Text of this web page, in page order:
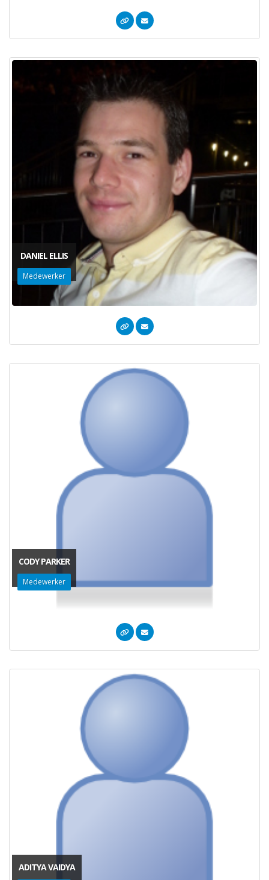
DANIEL ELLIS
Medewerker
CODY PARKER
Medewerker
ADITYA VAIDYA